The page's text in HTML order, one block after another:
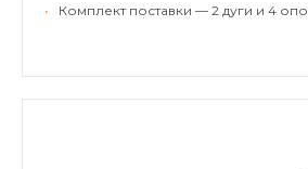
•
Комплект поставки — 2 дуги и 4